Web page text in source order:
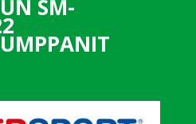
SM-